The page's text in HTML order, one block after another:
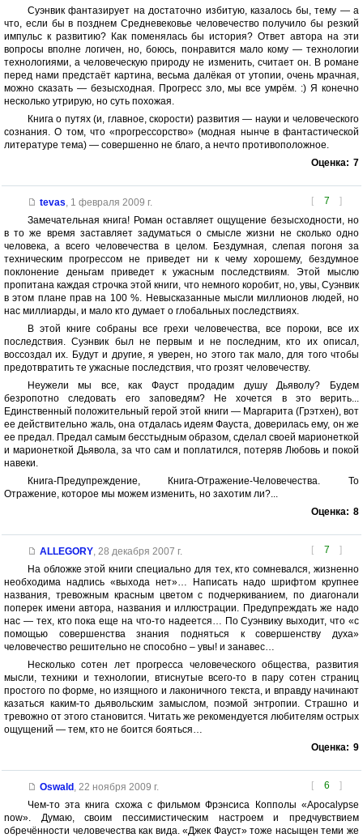
Суэнвик фантазирует на достаточно избитую, казалось бы, тему — а
что, если бы в позднем Средневековье человечество получило бы резкий
импульс к развитию? Как поменялась бы история? Ответ автора на эти
вопросы вполне логичен, но, боюсь, понравится мало кому — технологии
технологиями, а человеческую природу не изменить, считает он. В романе
перед нами предстаёт картина, весьма далёкая от утопии, очень мрачная,
можно сказать — безысходная. Прогресс зло, мы все умрём. :) Я конечно
несколько утрирую, но суть похожая.
Книга о путях (и, главное, скорости) развития — науки и человеческого
сознания. О том, что «прогрессорство» (модная нынче в фантастической
литературе тема) — совершенно не благо, а нечто противоположное.
Оценка: 7
[ 7 ]
tevas, 1 февраля 2009 г.
Замечательная книга! Роман оставляет ощущение безысходности, но
в то же время заставляет задуматься о смысле жизни не сколько одно
человека, а всего человечества в целом. Бездумная, слепая погоня за
техническим прогрессом не приведет ни к чему хорошему, бездумное
поклонение деньгам приведет к ужасным последствиям. Этой мыслю
пропитана каждая строчка этой книги, что немного коробит, но, увы, Суэнвик
в этом плане прав на 100 %. Невысказанные мысли миллионов людей, но
нас миллиарды, и мало кто думает о глобальных последствиях.
В этой книге собраны все грехи человечества, все пороки, все их
последствия. Суэнвик был не первым и не последним, кто их описал,
воссоздал их. Будут и другие, я уверен, но этого так мало, для того чтобы
предотвратить те ужасные последствия, что грозят человечеству.
Неужели мы все, как Фауст продадим душу Дьяволу? Будем
безропотно следовать его заповедям? Не хочется в это верить...
Единственный положительный герой этой книги — Маргарита (Грэтхен), вот
ее действительно жаль, она отдалась идеям Фауста, доверилась ему, он же
ее предал. Предал самым бесстыдным образом, сделал своей марионеткой
и марионеткой Дьявола, за что сам и поплатился, потеряв Любовь и покой
навеки.
Книга-Предупреждение, Книга-Отражение-Человечества. То
Отражение, которое мы можем изменить, но захотим ли?...
Оценка: 8
[ 7 ]
ALLEGORY, 28 декабря 2007 г.
На обложке этой книги специально для тех, кто сомневался, жизненно
необходима надпись «выхода нет»… Написать надо шрифтом крупнее
названия, тревожным красным цветом с подчеркиванием, по диагонали
поперек имени автора, названия и иллюстрации. Предупреждать же надо
нас — тех, кто пока еще на что-то надеется… По Суэнвику выходит, что «с
помощью совершенства знания подняться к совершенству духа»
человечество решительно не способно – увы! и занавес…
Несколько сотен лет прогресса человеческого общества, развития
мысли, техники и технологии, втиснутые всего-то в пару сотен страниц
простого по форме, но изящного и лаконичного текста, и вправду начинают
казаться каким-то дьявольским замыслом, поэмой энтропии. Страшно и
тревожно от этого становится. Читать же рекомендуется любителям острых
ощущений — тем, кто не боится бояться…
Оценка: 9
[ 6 ]
Oswald , 22 ноября 2009 г.
Чем-то эта книга схожа с фильмом Фрэнсиса Копполы «Apocalypse
now». Думаю, своим пессимистическим настроем и предчувствием
обречённости человечества как вида. «Джек Фауст» тоже насыщен теми же